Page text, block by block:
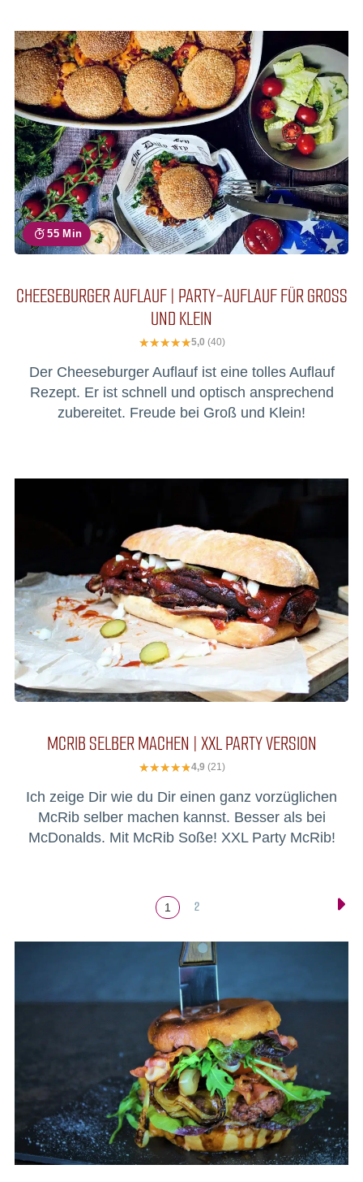
55 Min
CHEESEBURGER AUFLAUF | PARTY-AUFLAUF FÜR GROSS U
ND KLEIN
5,0 (40)
Der Cheeseburger Auflauf ist eine tolles Auflauf
Rezept. Er ist schnell und optisch ansprechend
zubereitet. Freude bei Groß und Klein!
MCRIB SELBER MACHEN | XXL PARTY VERSION
4,9 (21)
Ich zeige Dir wie du Dir einen ganz vorzüglichen
McRib selber machen kannst. Besser als bei
McDonalds. Mit McRib Soße! XXL Party McRib!
1 2